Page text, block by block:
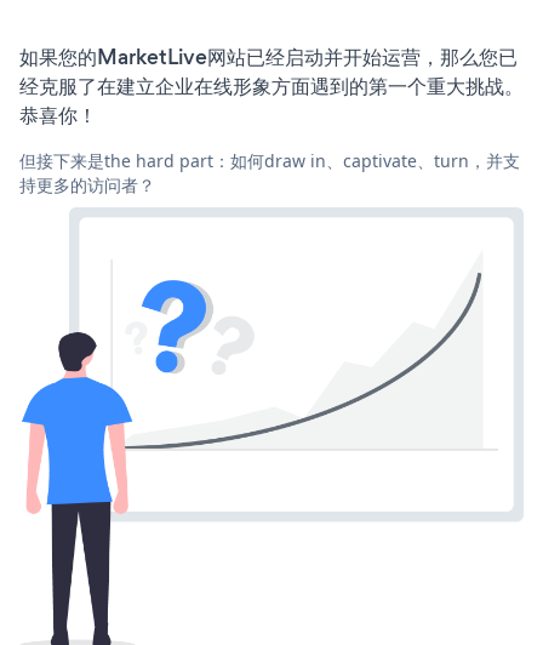
如果您的MarketLive网站已经启动并开始运营，那么您已
经克服了在建立企业在线形象方面遇到的第一个重大挑战。
恭喜你！
但接下来是the hard part：如何draw in、captivate、turn，并支
持更多的访问者？